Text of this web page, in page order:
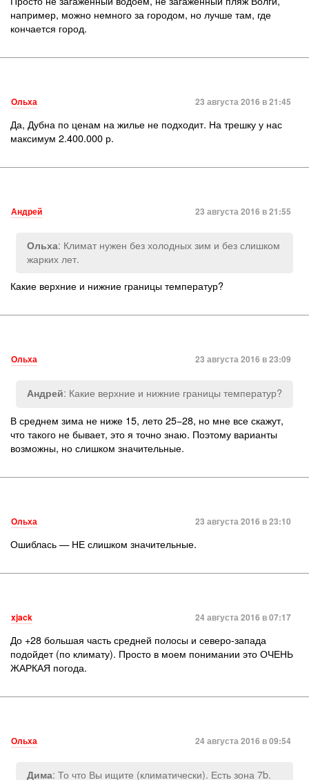
например, можно немного за городом, но лучше там, где
кончается город.
Ольха 23 августа 2016 в 21:45
Да, Дубна по ценам на жилье не подходит. На трешку у нас
максимум 2.400.000 р.
Андрей 23 августа 2016 в 21:55
Ольха: Климат нужен без холодных зим и без слишком
жарких лет.
Какие верхние и нижние границы температур?
Ольха 23 августа 2016 в 23:09
Андрей: Какие верхние и нижние границы температур?
В среднем зима не ниже 15, лето 25−28, но мне все скажут,
что такого не бывает, это я точно знаю. Поэтому варианты
возможны, но слишком значительные.
Ольха 23 августа 2016 в 23:10
Ошиблась — НЕ слишком значительные.
xjack 24 августа 2016 в 07:17
До +28 большая часть средней полосы и северо-запада
подойдет (по климату). Просто в моем понимании это ОЧЕНЬ
ЖАРКАЯ погода.
Ольха 24 августа 2016 в 09:54
Дима: То что Вы ищите (климатически). Есть зона 7b.